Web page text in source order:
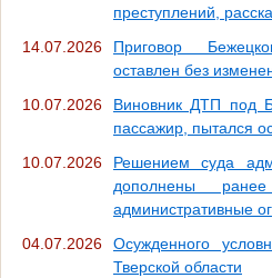
преступлений,
14.07.2026
Приговор
оставлен без
10.07.2026
Виновник ДТП под
пассажир, пытался
10.07.2026
Решением суда
дополнены
административные
04.07.2026
Осужденного
Тверской области